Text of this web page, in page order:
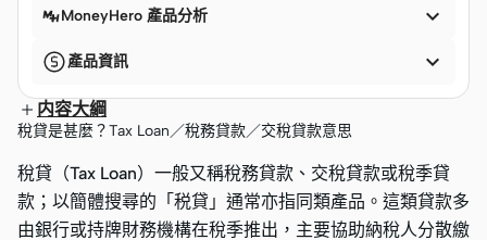
MoneyHero 產品分析 
產品資訊 
内容大綱
稅貸是甚麼？Tax Loan／稅務貸款／交稅貸款意思
稅貸（Tax Loan）一般又稱稅務貸款、交稅貸款或稅季貸
款；以簡體搜尋的「税貸」通常亦指同類產品。這類貸款多
由銀行或持牌財務機構在稅季推出，主要協助納稅人分散繳